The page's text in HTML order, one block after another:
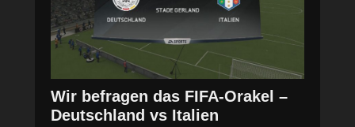
Wir befragen das FIFA-Orakel –
Deutschland vs Italien